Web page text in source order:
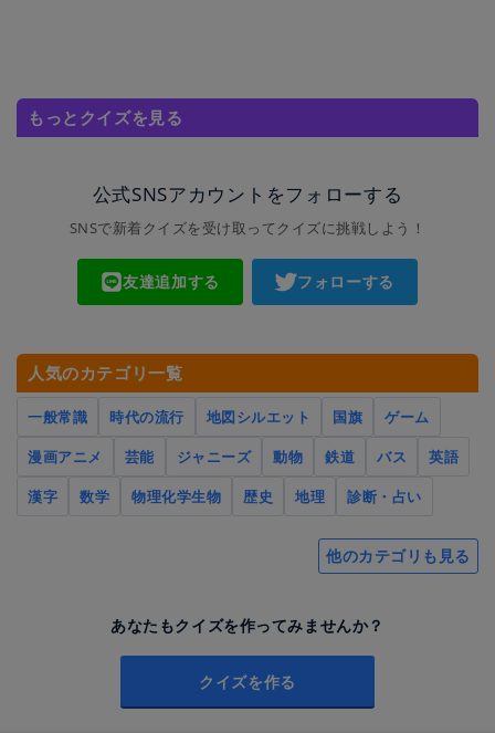
もっとクイズを見る
公式SNSアカウントをフォローする
SNSで新着クイズを受け取ってクイズに挑戦しよう！
友達追加する フォローする
人気のカテゴリ一覧
一般常識 時代の流行 地図シルエット 国旗
ゲーム
漫画アニメ
芸能 ジャニーズ 動物 鉄道 バス
英語
漢字
数学 物理化学生物 歴史 地理 診断・占い
他のカテゴリも見る
あなたもクイズを作ってみませんか？
クイズを作る